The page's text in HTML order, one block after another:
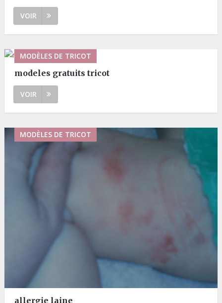
VOIR
MODÈLES DE TRICOT
modeles gratuits tricot
VOIR
MODÈLES DE TRICOT
allergie laine